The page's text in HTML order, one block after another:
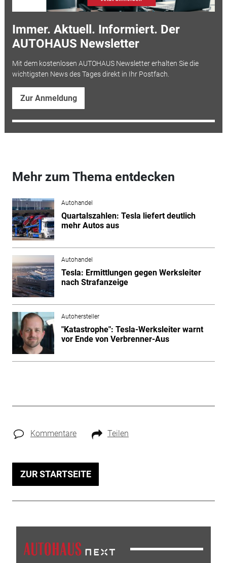
Immer. Aktuell. Informiert. Der
AUTOHAUS Newsletter
Mit dem kostenlosen AUTOHAUS Newsletter erhalten Sie die
wichtigsten News des Tages direkt in Ihr Postfach.
Zur Anmeldung
Mehr zum Thema entdecken
Autohandel
Quartalszahlen: Tesla liefert deutlich
mehr Autos aus
Autohandel
Tesla: Ermittlungen gegen Werksleiter
nach Strafanzeige
Autohersteller
"Katastrophe": Tesla-Werksleiter warnt
vor Ende von Verbrenner-Aus
Kommentare Teilen
ZUR STARTSEITE